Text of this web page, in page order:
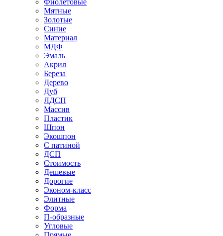
Фиолетовые
Мятные
Золотые
Синие
Материал
МДФ
Эмаль
Акрил
Береза
Дерево
Дуб
ЛДСП
Массив
Пластик
Шпон
Экошпон
С патиной
ДСП
Стоимость
Дешевые
Дорогие
Эконом-класс
Элитные
Форма
П-образные
Угловые